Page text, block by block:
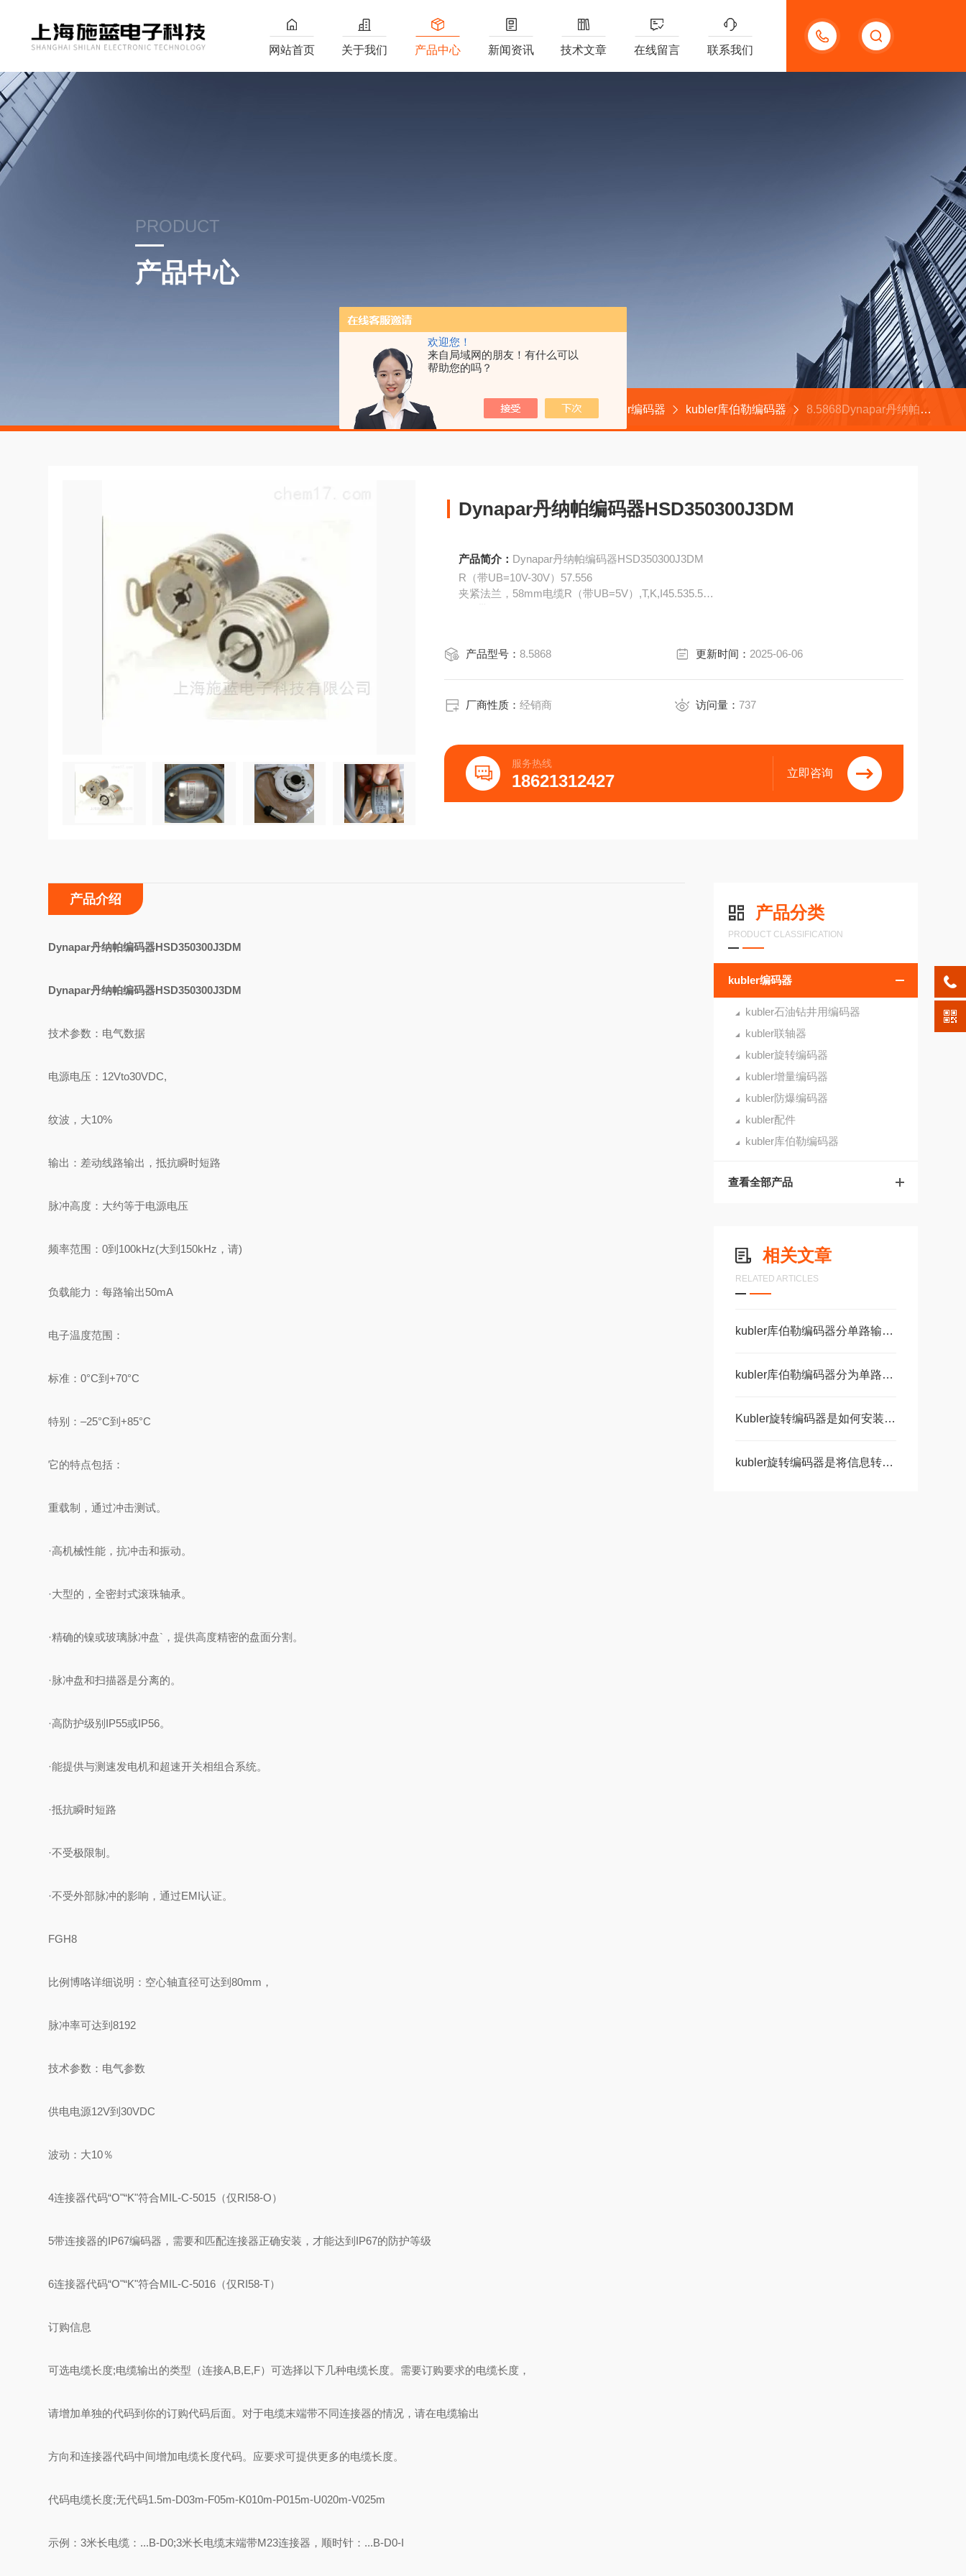
欢迎您！
来自局域网的朋友！有什么可以
帮助您的吗？
18621312427
网站首页 关于我们 产品中心 新闻资讯 技术文章 在线留言 联系我们
PRODUCT
产品中心
首页 产品中心 kubler编码器 kubler库伯勒编码器 8.5868Dynapar丹纳帕编码器HSD350300J3DM
Dynapar丹纳帕编码器HSD350300J3DM
产品简介： Dynapar丹纳帕编码器HSD350300J3DM
R（带UB=10V-30V）57.556
夹紧法兰，58mm电缆R（带UB=5V）,T,K,I45.535.5
标准工业类型RI58-O/RI58-T
脉冲:1-10000
产品型号：8.5868 更新时间： 2025-06-06
厂商性质：经销商 访问量： 737
服务热线
18621312427 立即咨询
产品分类
PRODUCT CLASSIFICATION
kubler编码器
kubler石油钻井用编码器
kubler联轴器
kubler旋转编码器
kubler增量编码器
kubler防爆编码器
kubler配件
kubler库伯勒编码器
查看全部产品
相关文章
RELATED ARTICLES
kubler库伯勒编码器分单路输出和双路输出
kubler库伯勒编码器分为单路输出和双路输出两种
Kubler旋转编码器是如何安装的呢？
kubler旋转编码器是将信息转化为数字语言的神奇工具
产品介绍
Dynapar丹纳帕编码器HSD350300J3DM
Dynapar丹纳帕编码器HSD350300J3DM
技术参数：电气数据
电源电压：12Vto30VDC,
纹波，大10%
输出：差动线路输出，抵抗瞬时短路
脉冲高度：大约等于电源电压
频率范围：0到100kHz(大到150kHz，请)
负载能力：每路输出50mA
电子温度范围：
标准：0°C到+70°C
特别：–25°C到+85°C
它的特点包括：
重载制，通过冲击测试。
·高机械性能，抗冲击和振动。
·大型的，全密封式滚珠轴承。
·精确的镍或玻璃脉冲盘`，提供高度精密的盘面分割。
·脉冲盘和扫描器是分离的。
·高防护级别IP55或IP56。
·能提供与测速发电机和超速开关相组合系统。
·抵抗瞬时短路
·不受极限制。
·不受外部脉冲的影响，通过EMI认证。
FGH8
比例博咯详细说明：空心轴直径可达到80mm，
脉冲率可达到8192
技术参数：电气参数
供电电源12V到30VDC
波动：大10％
4连接器代码“O"“K"符合MIL-C-5015（仅RI58-O）
5带连接器的IP67编码器，需要和匹配连接器正确安装，才能达到IP67的防护等级
6连接器代码“O"“K"符合MIL-C-5016（仅RI58-T）
订购信息
可选电缆长度;电缆输出的类型（连接A,B,E,F）可选择以下几种电缆长度。需要订购要求的电缆长度，
请增加单独的代码到你的订购代码后面。对于电缆末端带不同连接器的情况，请在电缆输出
方向和连接器代码中间增加电缆长度代码。应要求可提供更多的电缆长度。
代码电缆长度;无代码1.5m-D03m-F05m-K010m-P015m-U020m-V025m
示例：3米长电缆：...B-D0;3米长电缆末端带M23连接器，顺时针：...B-D0-I